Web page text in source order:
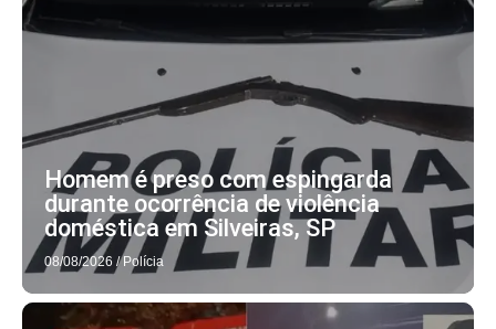
Homem é preso com espingarda
durante ocorrência de violência
doméstica em Silveiras, SP
08/08/2026 / Polícia